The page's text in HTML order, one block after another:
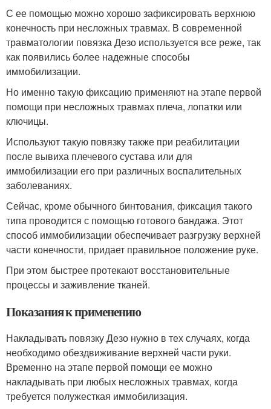
С ее помощью можно хорошо зафиксировать верхнюю
конечность при несложных травмах. В современной
травматологии повязка Дезо используется все реже, так
как появились более надежные способы
иммобилизации.
Но именно такую фиксацию применяют на этапе первой
помощи при несложных травмах плеча, лопатки или
ключицы.
Используют такую повязку также при реабилитации
после вывиха плечевого сустава или для
иммобилизации его при различных воспалительных
заболеваниях.
Сейчас, кроме обычного бинтования, фиксация такого
типа проводится с помощью готового бандажа. Этот
способ иммобилизации обеспечивает разгрузку верхней
части конечности, придает правильное положение руке.
При этом быстрее протекают восстановительные
процессы и заживление тканей.
Показания к применению
Накладывать повязку Дезо нужно в тех случаях, когда
необходимо обездвиживание верхней части руки.
Временно на этапе первой помощи ее можно
накладывать при любых несложных травмах, когда
требуется полужесткая иммобилизация.